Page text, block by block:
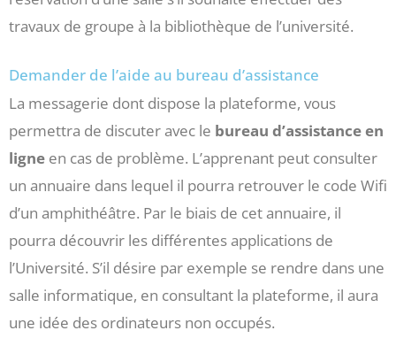
travaux de groupe à la bibliothèque de l’université.
Demander de l’aide au bureau d’assistance
La messagerie dont dispose la plateforme, vous
permettra de discuter avec le bureau d’assistance en
ligne en cas de problème. L’apprenant peut consulter
un annuaire dans lequel il pourra retrouver le code Wifi
d’un amphithéâtre. Par le biais de cet annuaire, il
pourra découvrir les différentes applications de
l’Université. S’il désire par exemple se rendre dans une
salle informatique, en consultant la plateforme, il aura
une idée des ordinateurs non occupés.